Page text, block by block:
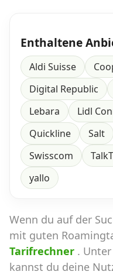
Enthaltene
Aldi Suisse
Digital Republic
Lebara
Lidl
Quickline
Salt
Swisscom
yallo
Wenn du auf der
mit guten
Tarifrechner .
kannst du deine